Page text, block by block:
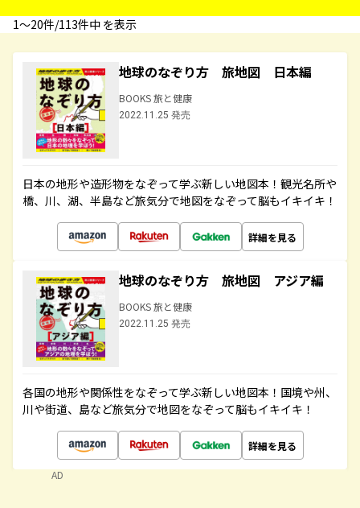
1〜20件/113件中 を表示
地球のなぞり方 旅地図 日本編
BOOKS 旅と健康
2022.11.25 発売
日本の地形や造形物をなぞって学ぶ新しい地図本！観光名所や
橋、川、湖、半島など旅気分で地図をなぞって脳もイキイキ！
詳細を見る
地球のなぞり方 旅地図 アジア編
BOOKS 旅と健康
2022.11.25 発売
各国の地形や関係性をなぞって学ぶ新しい地図本！国境や州、
川や街道、島など旅気分で地図をなぞって脳もイキイキ！
詳細を見る
AD